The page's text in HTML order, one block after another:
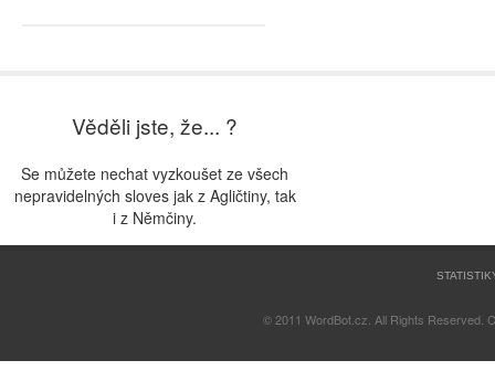
Věděli jste, že... ?
Se můžete nechat vyzkoušet ze všech
nepravidelných sloves jak z Agličtiny, tak
i z Němčiny.
© 2011 WordBot.cz. All Rights Reserved.